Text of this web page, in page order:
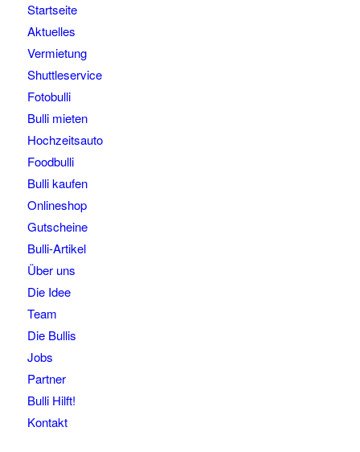
Startseite
Aktuelles
Vermietung
Shuttleservice
Fotobulli
Bulli mieten
Hochzeitsauto
Foodbulli
Bulli kaufen
Onlineshop
Gutscheine
Bulli-Artikel
Über uns
Die Idee
Team
Die Bullis
Jobs
Partner
Bulli Hilft!
Kontakt